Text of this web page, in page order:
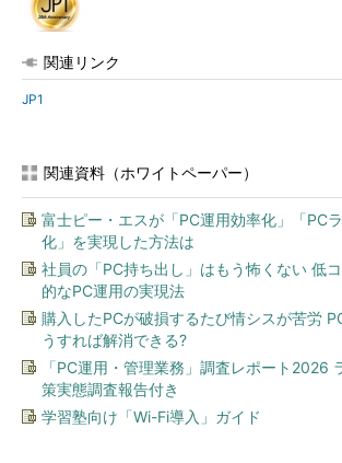
関連リンク
JP1
関連資料（ホワイトペーパー）
富士ピー・エスが「PC運用効率化」「PC
化」を実現した方法は
社員の「PC持ち出し」はもう怖くない 低
的なPC運用の実現法
購入したPCが破損するたび情シスが苦労
うすれば解消できる?
「PC運用・管理業務」調査レポート2026
策実態調査報告付き
学習塾向け「Wi-Fi導入」ガイド